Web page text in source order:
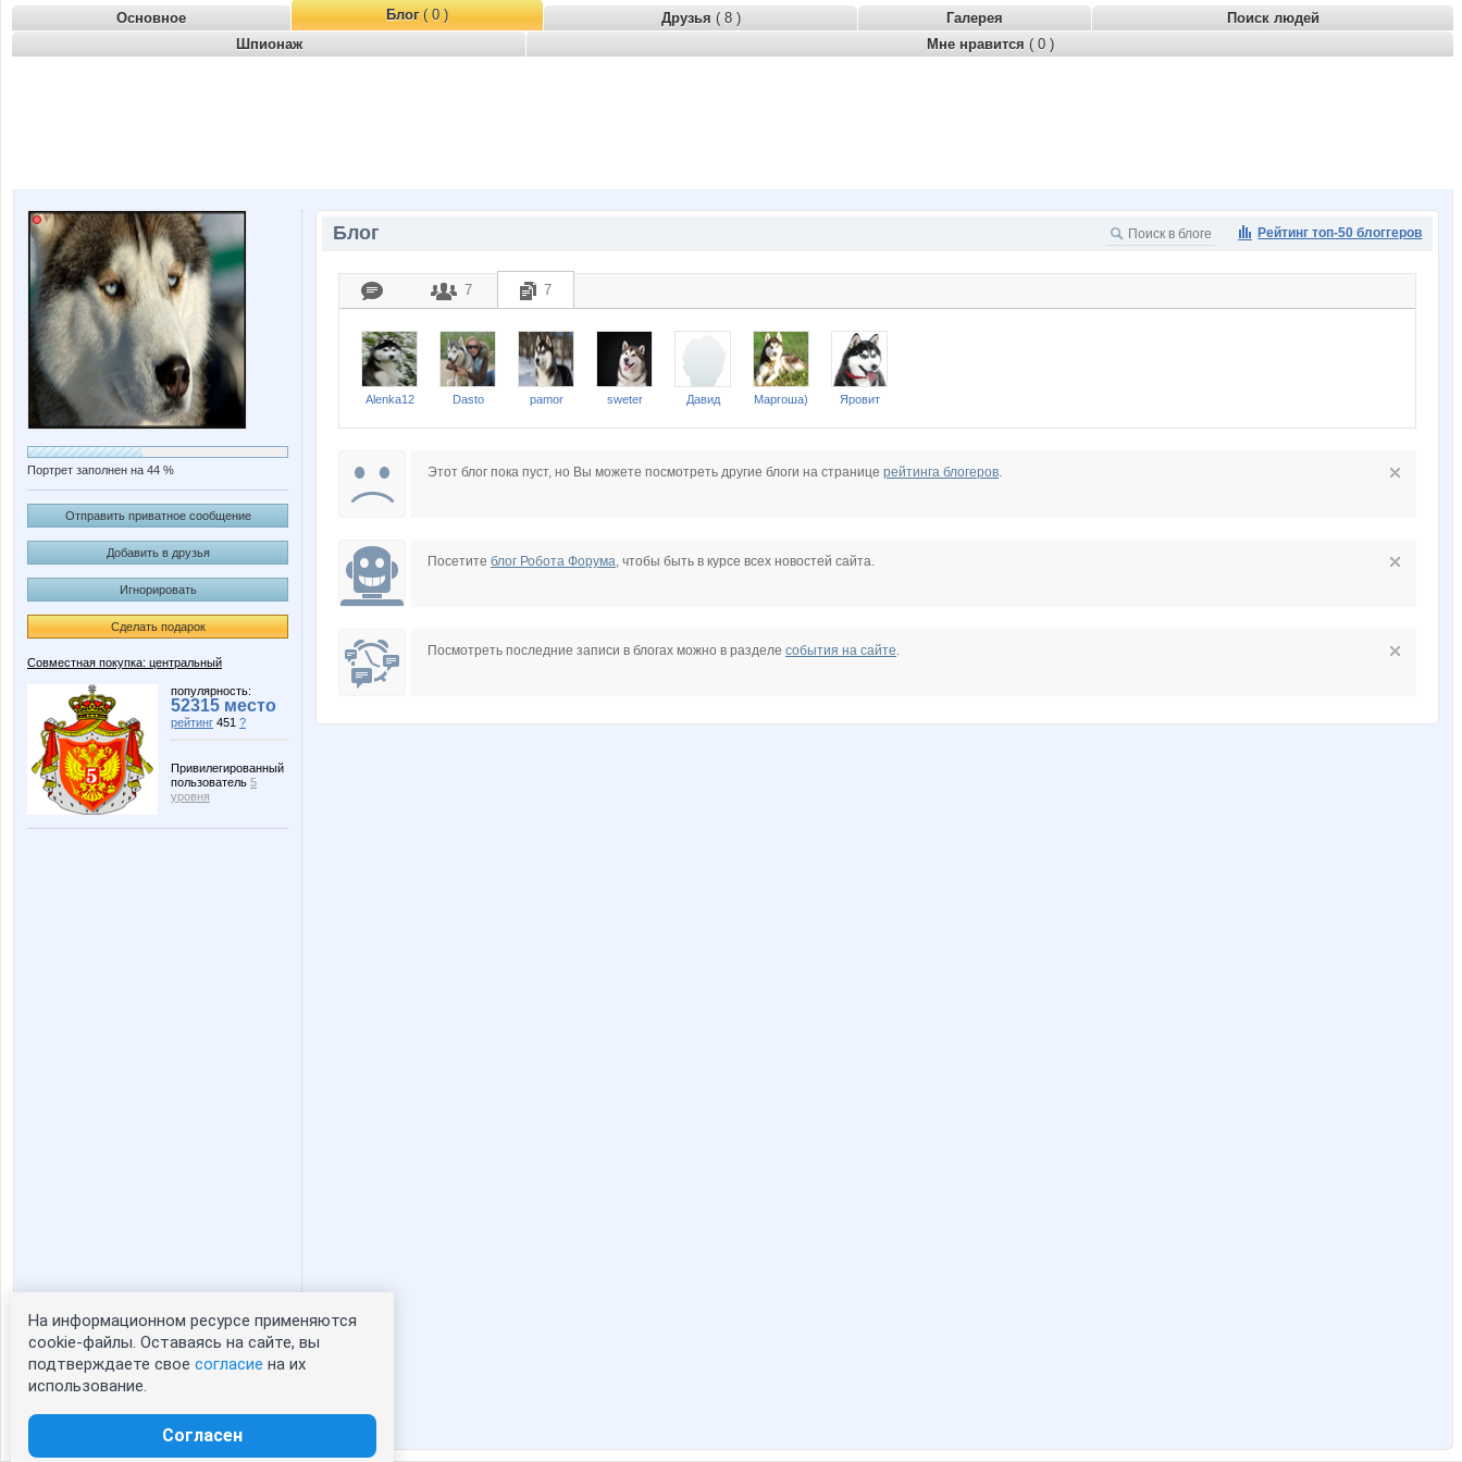
Основное Блог( 0 ) Друзья ( 8 ) Галерея
Поиск людей
Шпионаж
Мне нравится ( 0 )
Портрет заполнен на 44 %
Отправить приватное сообщение
Добавить в друзья
Игнорировать
Сделать подарок
Совместная покупка: центральный
популярность:
52315 место
рейтинг 451 ?
Привилегированный
пользователь 5
уровня
Статистика портрета:
сейчас просматривают портрет - 0
зарегистрированные пользователи
Рейтинг топ-50 блоггеров
Блог
7 7
Alenka12 Dasto pamor sweter Давид Маргоша) Яровит
Этот блог пока пуст, но Вы можете посмотреть другие блоги на странице рейтинга блогеров.
Посетите блог Робота Форума, чтобы быть в курсе всех новостей сайта.
Посмотреть последние записи в блогах можно в разделе события на сайте.
На информационном ресурсе применяются
cookie-файлы. Оставаясь на сайте, вы
подтверждаете свое согласие на их
использование.
Согласен